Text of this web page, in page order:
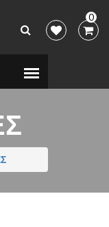
0